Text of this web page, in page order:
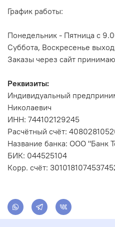
График работы:
Понедельник - Пятница с
Суббота, Воскресенье
Заказы через сайт
Реквизиты:
Индивидуальный
Николаевич
ИНН: 744102129245
Расчётный счёт:
Название банка: ООО "Банк
БИК: 044525104
Корр. счёт: